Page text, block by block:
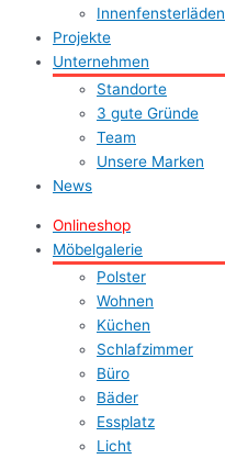
Innenfensterläden
Projekte
Unternehmen
Standorte
3 gute Gründe
Team
Unsere Marken
News
Onlineshop
Möbelgalerie
Polster
Wohnen
Küchen
Schlafzimmer
Büro
Bäder
Essplatz
Licht